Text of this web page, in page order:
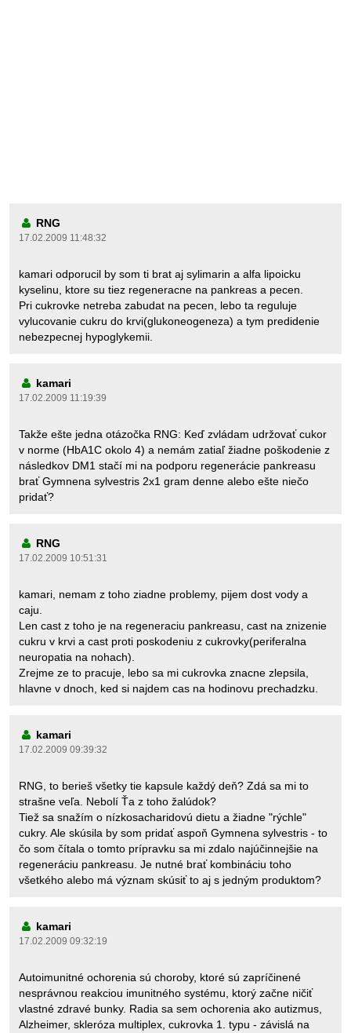
RNG
17.02.2009 11:48:32
kamari odporucil by som ti brat aj sylimarin a alfa lipoicku
kyselinu, ktore su tiez regeneracne na pankreas a pecen.
Pri cukrovke netreba zabudat na pecen, lebo ta reguluje
vylucovanie cukru do krvi(glukoneogeneza) a tym predidenie
nebezpecnej hypoglykemii.
kamari
17.02.2009 11:19:39
Takže ešte jedna otázočka RNG: Keď zvládam udržovať cukor
v norme (HbA1C okolo 4) a nemám zatiaľ žiadne poškodenie z
následkov DM1 stačí mi na podporu regenerácie pankreasu
brať Gymnena sylvestris 2x1 gram denne alebo ešte niečo
pridať?
RNG
17.02.2009 10:51:31
kamari, nemam z toho ziadne problemy, pijem dost vody a
caju.
Len cast z toho je na regeneraciu pankreasu, cast na znizenie
cukru v krvi a cast proti poskodeniu z cukrovky(periferalna
neuropatia na nohach).
Zrejme ze to pracuje, lebo sa mi cukrovka znacne zlepsila,
hlavne v dnoch, ked si najdem cas na hodinovu prechadzku.
kamari
17.02.2009 09:39:32
RNG, to berieš všetky tie kapsule každý deň? Zdá sa mi to
strašne veľa. Nebolí Ťa z toho žalúdok?
Tiež sa snažím o nízkosacharidovú dietu a žiadne "rýchle"
cukry. Ale skúsila by som pridať aspoň Gymnena sylvestris - to
čo som čítala o tomto prípravku sa mi zdalo najúčinnejšie na
regeneráciu pankreasu. Je nutné brať kombináciu toho
všetkého alebo má význam skúsiť to aj s jedným produktom?
kamari
17.02.2009 09:32:19
Autoimunitné ochorenia sú choroby, ktoré sú zapríčinené
nesprávnou reakciou imunitného systému, ktorý začne ničiť
vlastné zdravé bunky. Radia sa sem ochorenia ako autizmus,
Alzheimer, skleróza multiplex, cukrovka 1. typu - závislá na